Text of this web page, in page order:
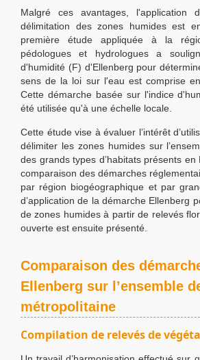
Malgré ces avantages,
délimitation des zones humides est
première étude appliquée à la
pédologues et hydrologues a
d'humidité (F) d'Ellenberg pour
sens de la loi sur l'eau est comprise
Cette démarche basée sur l'indice
été utilisée qu'à une échelle locale.
Cette étude vise à évaluer l’intérêt
délimiter les zones humides sur
des grands types d’habitats présents
comparaison des démarches
par région biogéographique et par
d’application de la démarche Ellenberg
de zones humides à partir de relevés
ouverte est ensuite présenté.
Comparaison des
Ellenberg sur l’ensemble
métropolitaine
Compilation de relevés de